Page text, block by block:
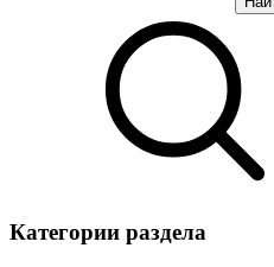
Категории раздела